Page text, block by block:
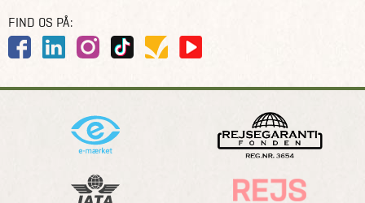
FIND OS PÅ: